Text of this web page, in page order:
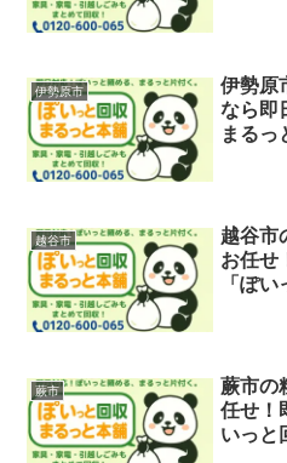
伊勢原市
伊勢原
なら即
まるっ
越谷市
越谷市
お任せ
「ぽ
蕨市
蕨市の
任せ！
いっと